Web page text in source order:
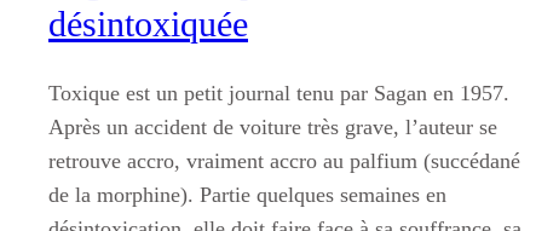
désintoxiquée
Toxique est un petit journal tenu par Sagan en 1957.
Après un accident de voiture très grave, l’auteur se
retrouve accro, vraiment accro au palfium (succédané
de la morphine). Partie quelques semaines en